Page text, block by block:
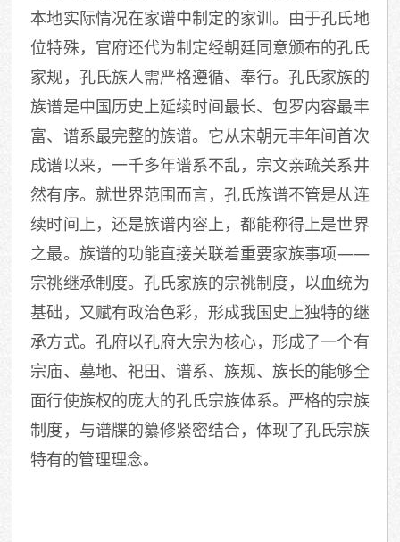
本地实际情况在家谱中制定的家训。由于孔氏地
位特殊，官府还代为制定经朝廷同意颁布的孔氏
家规，孔氏族人需严格遵循、奉行。孔氏家族的
族谱是中国历史上延续时间最长、包罗内容最丰
富、谱系最完整的族谱。它从宋朝元丰年间首次
成谱以来，一千多年谱系不乱，宗文亲疏关系井
然有序。就世界范围而言，孔氏族谱不管是从连
续时间上，还是族谱内容上，都能称得上是世界
之最。族谱的功能直接关联着重要家族事项——
宗祧继承制度。孔氏家族的宗祧制度，以血统为
基础，又赋有政治色彩，形成我国史上独特的继
承方式。孔府以孔府大宗为核心，形成了一个有
宗庙、墓地、祀田、谱系、族规、族长的能够全
面行使族权的庞大的孔氏宗族体系。严格的宗族
制度，与谱牒的纂修紧密结合，体现了孔氏宗族
特有的管理理念。